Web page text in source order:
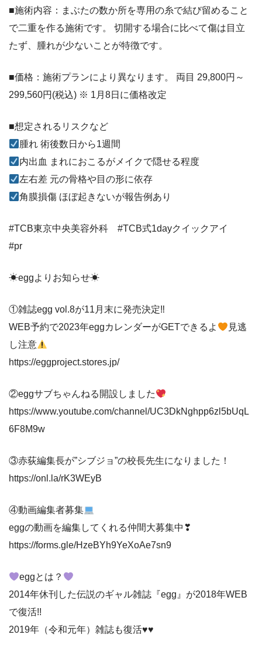
■施術内容：まぶたの数か所を専用の糸で結び留めること
で二重を作る施術です。 切開する場合に比べて傷は目立
たず、腫れが少ないことが特徴です。
■価格：施術プランにより異なります。 両目 29,800円～
299,560円(税込) ※ 1月8日に価格改定
■想定されるリスクなど
腫れ 術後数日から1週間
内出血 まれにおこるがメイクで隠せる程度
左右差 元の骨格や目の形に依存
角膜損傷 ほぼ起きないが報告例あり
#TCB東京中央美容外科 #TCB式1dayクイックアイ
#pr
☀eggよりお知らせ☀
①雑誌egg vol.8が11月末に発売決定‼︎
WEB予約で2023年eggカレンダーがGETできるよ
見逃
し注意
https://eggproject.stores.jp/
②eggサブちゃんねる開設しました
https://www.youtube.com/channel/UC3DkNghpp6zl5bUqL
6F8M9w
③赤荻編集長が”シブジョ”の校長先生になりました！
https://onl.la/rK3WEyB
④動画編集者募集
eggの動画を編集してくれる仲間大募集中❣
https://forms.gle/HzeBYh9YeXoAe7sn9
eggとは？
2014年休刊した伝説のギャル雑誌『egg』が2018年WEB
で復活!!
2019年（令和元年）雑誌も復活♥♥